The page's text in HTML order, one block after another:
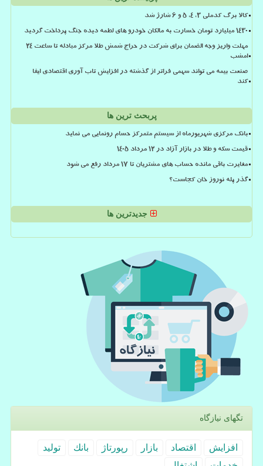
کالا برگ کدملی 3، 4، 5 و 6 شارژ شد
۱۴۳۰ میلیارد تومان خسارت به مالکان خودرو های لطمه دیده جنگ پرداخت گردید
مهلت واریز وجه الضمان برای شرکت در حراج شمش طلا مرکز مبادله تا ساعت ۲۴
امشب
صنعت بیمه می تواند سهمی فراتر از گذشته در افزایش تاب آوری اقتصادی ایفا
کند
پربحث ترین ها
بانک مرکزی شهریورماه از سیستم متمرکز حسام رونمایی می نماید
قیمت سکه و طلا در بازار آزاد در ۱۲ مرداد ۱۴۰۵
مغایرت باقی مانده حساب های مشتریان تا 17 مرداد رفع می شود
گذر پله نوروز خان کجاست؟
جدیدترین ها
تگهای نیازگاه
افزایش اقتصاد بازار رپورتاژ بانك
تولید